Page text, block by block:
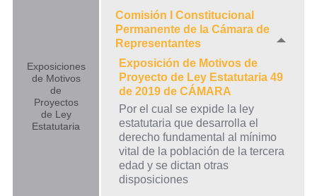
Exposiciones
de Motivos
de
Proyectos
de Ley
Estatutaria
Comisión I Constitucional
Permanente de la Cámara de
Representantes
Exposición de Motivos de
Proyecto de Ley Estatutaria 49
de 2019 de CÁMARA
Por el cual se expide la ley
estatutaria que desarrolla el
derecho fundamental al mínimo
vital de la población de la tercera
edad y se dictan otras
disposiciones